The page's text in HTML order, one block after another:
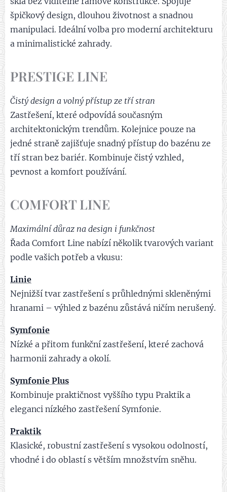
špičkový design, dlouhou životnost a snadnou
manipulaci. Ideální volba pro moderní architekturu
a minimalistické zahrady.
PRESTIGE LINE
Čistý design a volný přístup ze tří stran
Zastřešení, které odpovídá současným
architektonickým trendům. Kolejnice pouze na
jedné straně zajišťuje snadný přístup do bazénu ze
tří stran bez bariér. Kombinuje čistý vzhled,
pevnost a komfort používání.
COMFORT LINE
Maximální důraz na design i funkčnost
Řada Comfort Line nabízí několik tvarových variant
podle vašich potřeb a vkusu:
Linie
Nejnižší tvar zastřešení s průhlednými skleněnými
hranami – výhled z bazénu zůstává ničím nerušený.
Symfonie
Nízké a přitom funkční zastřešení, které zachová
harmonii zahrady a okolí.
Symfonie Plus
Kombinuje praktičnost vyššího typu Praktik a
eleganci nízkého zastřešení Symfonie.
Praktik
Klasické, robustní zastřešení s vysokou odolností,
vhodné i do oblastí s větším množstvím sněhu.